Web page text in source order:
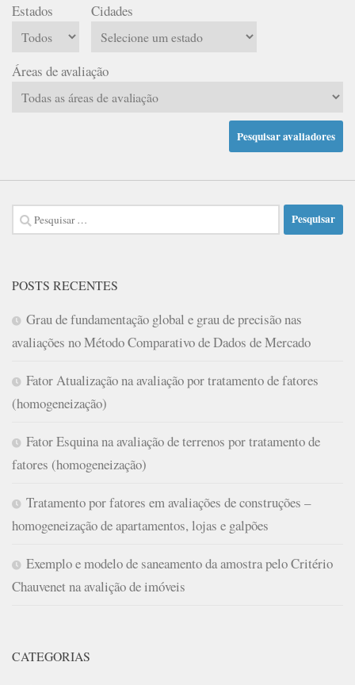
Estados Cidades
Áreas de avaliação
Pesquisar
por:
POSTS RECENTES
Grau de fundamentação global e grau de precisão nas
avaliações no Método Comparativo de Dados de Mercado
Fator Atualização na avaliação por tratamento de fatores
(homogeneização)
Fator Esquina na avaliação de terrenos por tratamento de
fatores (homogeneização)
Tratamento por fatores em avaliações de construções –
homogeneização de apartamentos, lojas e galpões
Exemplo e modelo de saneamento da amostra pelo Critério
Chauvenet na avalição de imóveis
CATEGORIAS